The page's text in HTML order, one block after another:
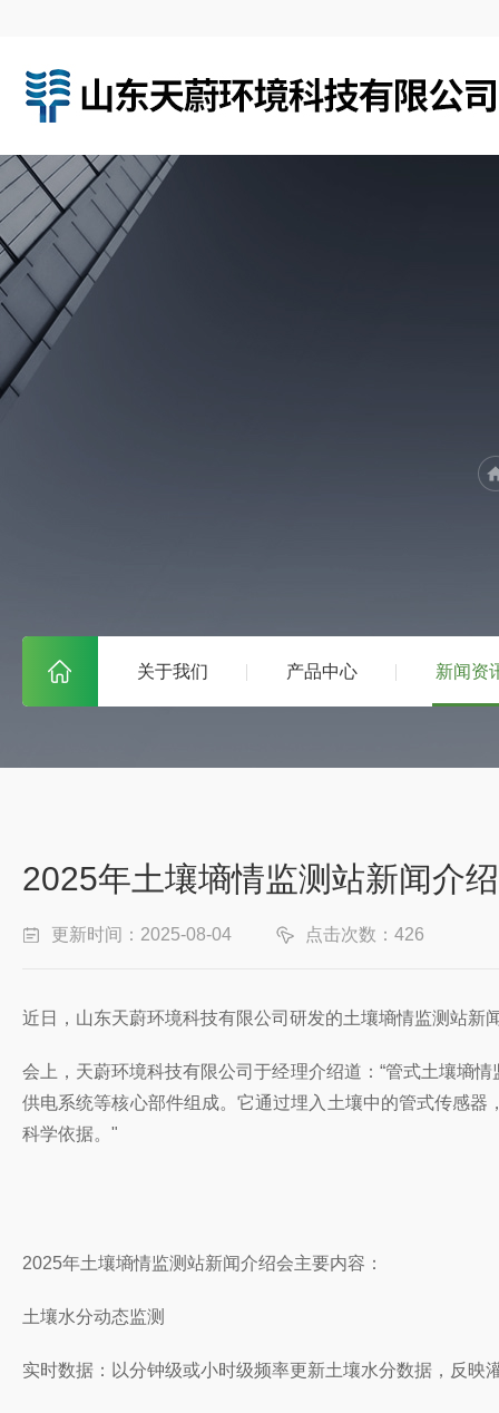
关于我们 产品中心 新闻资
2025年土壤墒情监测站新闻介
更新时间：2025-08-04 点击次数：426
近日，山东天蔚环境科技有限公司研发的土壤墒情监测站
会上，天蔚环境科技有限公司于经理介绍道：“管式土壤墒
供电系统等核心部件组成。它通过埋入土壤中的管式传感
科学依据。"
2025年土壤墒情监测站新闻介绍会主要内容：
土壤水分动态监测
实时数据：以分钟级或小时级频率更新土壤水分数据，反映